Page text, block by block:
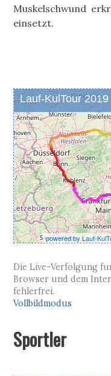
Muskelschwund
einsetzt.
Die Live-Verfolgung
Browser und dem
fehlerfrei.
Vollbildmodus
Sportler